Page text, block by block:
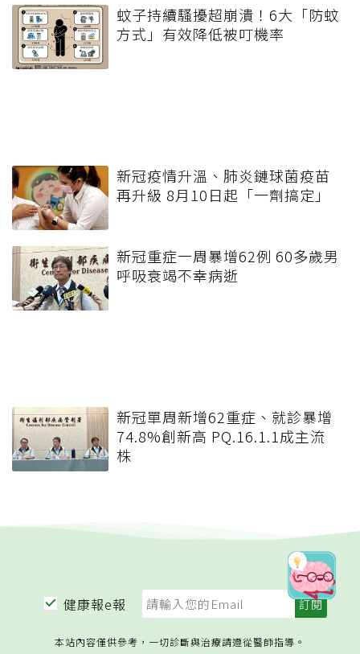
蚊子持續騷擾超崩潰！6大「防蚊
方式」有效降低被叮機率
新冠疫情升溫、肺炎鏈球菌疫苗
再升級 8月10日起「一劑搞定」
新冠重症一周暴增62例 60多歲男
呼吸衰竭不幸病逝
新冠單周新增62重症、就診暴增
74.8%創新高 PQ.16.1.1成主流
株
健康報e報
本站內容僅供參考，一切診斷與治療請遵從醫師指導。